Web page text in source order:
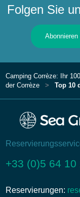
Folgen Sie
Camping Corrèze: Ihr
der Corrèze
Top 10
+33 (0)5 64 10
Reservierungen: